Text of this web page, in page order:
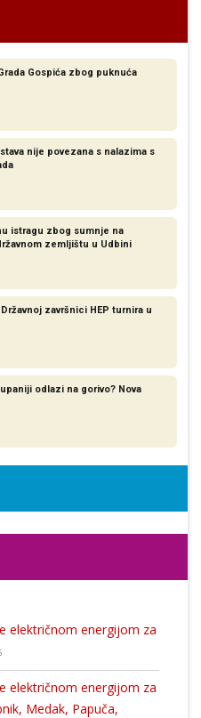
Gospića zbog puknuća
nije povezana s nalazima s
istragu zbog sumnje na
zemljištu u Udbini
završnici HEP turnira u
odlazi na gorivo? Nova
električnom energijom za
električnom energijom za
Medak, Papuča,